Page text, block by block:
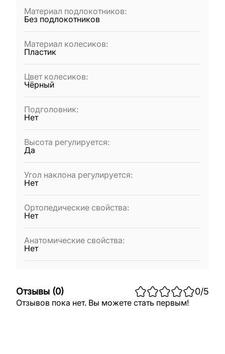
Материал подлокотников:
Без подлокотников
Материал колесиков:
Пластик
Цвет колесиков:
Чёрный
Подголовник:
Нет
Высота регулируется:
Да
Угол наклона регулируется:
Нет
Ортопедические свойства:
Нет
Анатомические свойства:
Нет
Отзывы (0) 0/5
Отзывов пока нет. Вы можете стать первым!